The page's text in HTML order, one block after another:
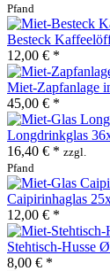
Pfand
Besteck
12,00 € *
Miet-Zapfanlage
45,00 € *
Longdrinkglas
16,40 € * zzgl.
Pfand
Caipirinhaglas
12,00 € *
Stehtisch-Husse
8,00 € *